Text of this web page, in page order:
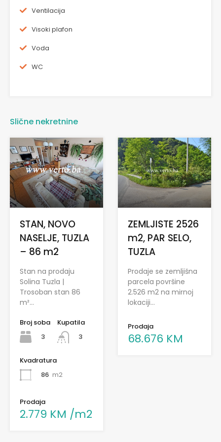
Ventilacija
Visoki plafon
Voda
WC
Slične nekretnine
STAN, NOVO
NASELJE, TUZLA
– 86 m2
Stan na prodaju
Solina Tuzla |
Trosoban stan 86
m²…
Broj soba
3
Kupatila
3
Kvadratura
86 m2
Prodaja
2.779 KM /m2
ZEMLJISTE 2526
m2, PAR SELO,
TUZLA
Prodaje se zemljišna
parcela površine
2.526 m2 na mirnoj
lokaciji…
Prodaja
68.676 KM